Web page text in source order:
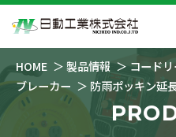
HOME 製品情報
コード
ブレーカー
防雨ポッキン延